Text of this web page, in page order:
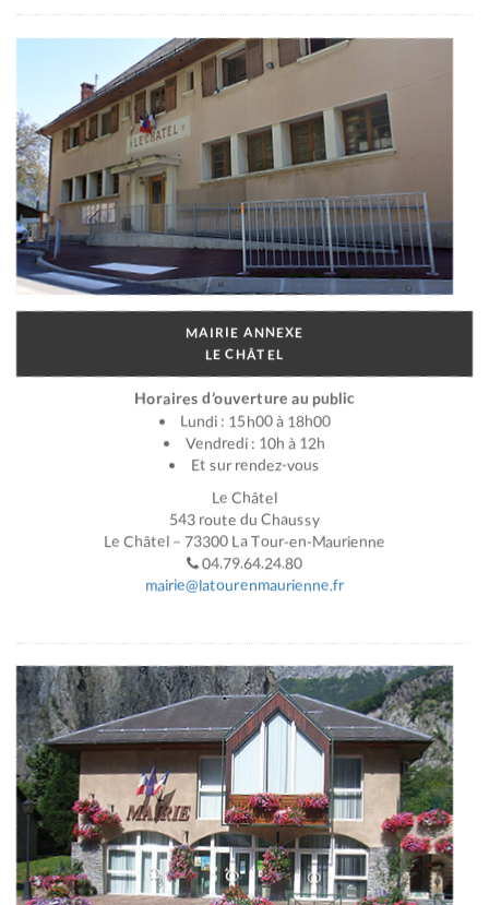
MAIRIE ANNEXE
LE CHÂTEL
Horaires d’ouverture au public
Lundi : 15h00 à 18h00
Vendredi : 10h à 12h
Et sur rendez-vous
Le Châtel
543 route du Chaussy
Le Châtel – 73300 La Tour-en-Maurienne
04.79.64.24.80
mairie@latourenmaurienne.fr